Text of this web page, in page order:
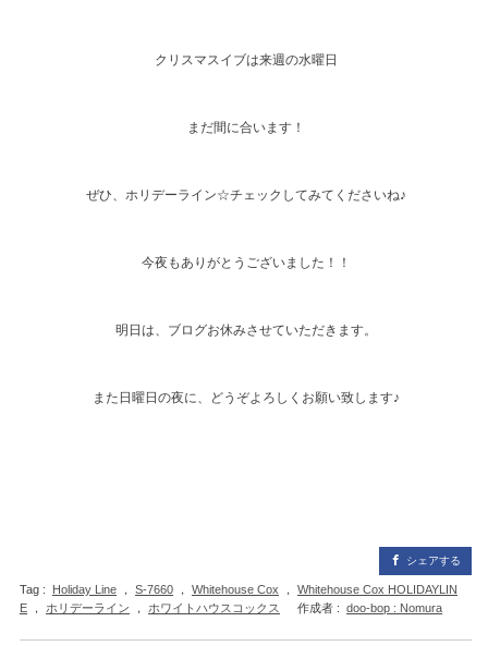
クリスマスイブは来週の水曜日
まだ間に合います！
ぜひ、ホリデーライン☆チェックしてみてくださいね♪
今夜もありがとうございました！！
明日は、ブログお休みさせていただきます。
また日曜日の夜に、どうぞよろしくお願い致します♪
シェアする
Tag : Holiday Line ， S-7660 ， Whitehouse Cox ，
Whitehouse Cox HOLIDAYLIN
E
， ホリデーライン ， ホワイトハウスコックス 作成者 : doo-bop : Nomura